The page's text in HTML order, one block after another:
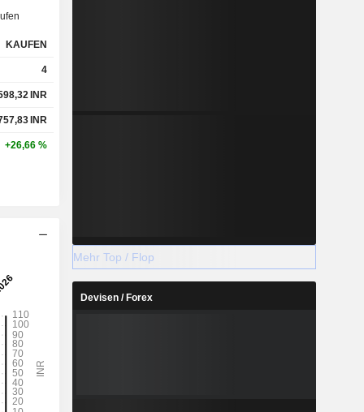
KAUFEN
4
INR
INR
+26,66 %
Mehr Top / Flop
Devisen / Forex